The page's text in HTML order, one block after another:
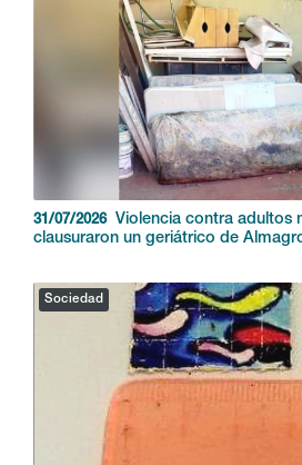
31/07/2026
Violencia contra adultos
clausuraron un geriátrico de
Sociedad